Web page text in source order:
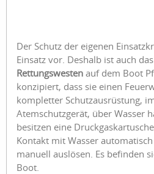
Der Schutz der eigenen
Einsatz vor. Deshalb ist auch
Rettungswesten auf dem Boot
konzipiert, dass sie einen
kompletter Schutzausrüstung,
Atemschutzgerät, über Wasser
besitzen eine
Kontakt mit Wasser
manuell auslösen. Es befinden
Boot.